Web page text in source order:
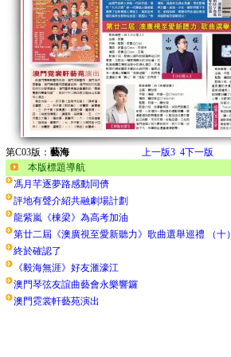
第C03版： 藝海 上一版3 4下一版
本版標題導航
馮月芊逐夢路感動同儕
評地有聲介紹共融劇場計劃
龍紫嵐《棟梁》為高考加油
第廿二屆《澳廣視至愛新聽力》歌曲選舉巡禮 （十）
終於確認了
《毅海無涯》好友滙濠江
澳門琴弦友誼曲藝會永樂響鑼
澳門霓裳軒藝苑演出